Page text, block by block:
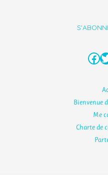
Bienvenue
Me
Charte de